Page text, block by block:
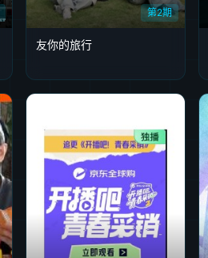
第2期
友你的旅行